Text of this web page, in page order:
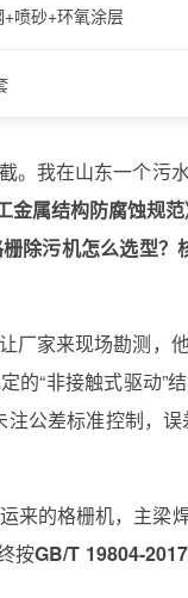
喷砂+环氧涂层
。我在山东一个污
属结构防腐蚀规范
除污机怎么选型？
厂家来现场勘测，
的“非接触式驱动”
注公差标准控制，
来的格栅机，主梁
按GB/T 19804-2017